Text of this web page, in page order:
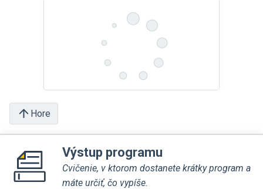
Hore
Výstup programu
Cvičenie, v ktorom dostanete krátky program a
máte určiť, čo vypíše.